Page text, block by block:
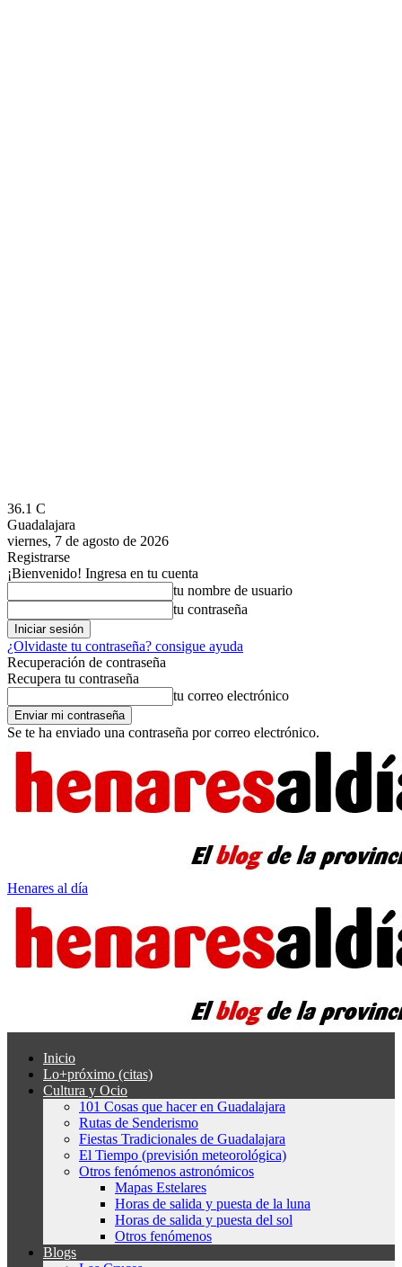
36.1 C
Guadalajara
viernes, 7 de agosto de 2026
Registrarse
¡Bienvenido! Ingresa en tu cuenta
tu nombre de usuario
tu contraseña
¿Olvidaste tu contraseña? consigue ayuda
Recuperación de contraseña
Recupera tu contraseña
tu correo electrónico
Se te ha enviado una contraseña por correo electrónico.
Henares al día
Inicio
Lo+próximo (citas)
Cultura y Ocio
101 Cosas que hacer en Guadalajara
Rutas de Senderismo
Fiestas Tradicionales de Guadalajara
El Tiempo (previsión meteorológica)
Otros fenómenos astronómicos
Mapas Estelares
Horas de salida y puesta de la luna
Horas de salida y puesta del sol
Otros fenómenos
Blogs